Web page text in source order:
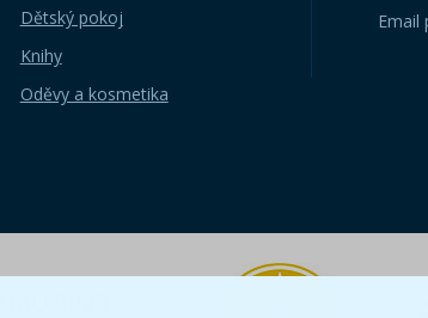
Dětský pokoj
Knihy
Oděvy a kosmetika
Email